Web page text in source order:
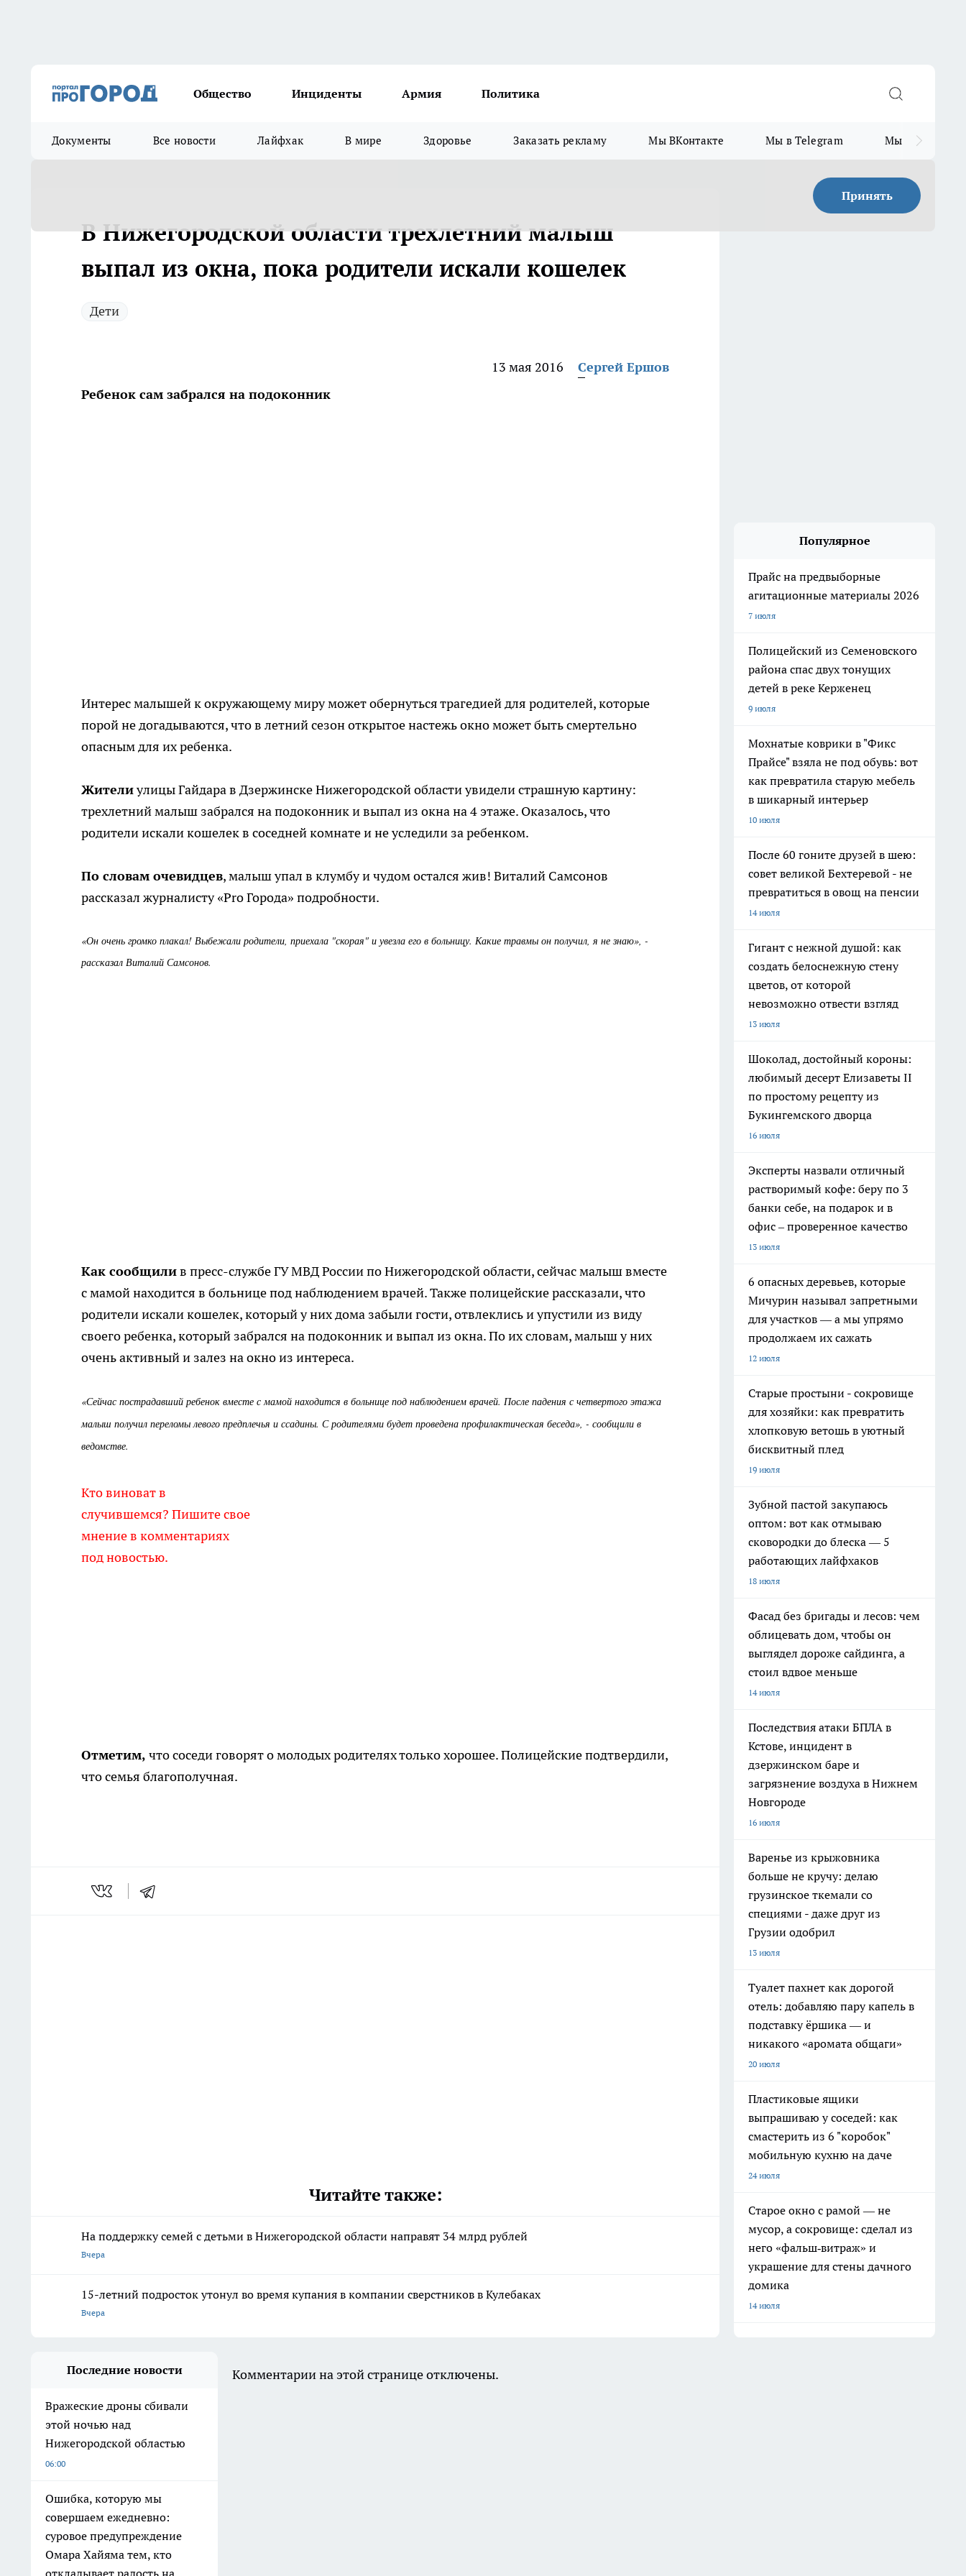
Общество Инциденты Армия Политика
Документы Все новости Лайфхак В мире Здоровье Заказать рекламу Мы ВКонтакте Мы в Telegram Мы в MAX
Принять
В Нижегородской области трехлетний малыш
выпал из окна, пока родители искали кошелек
Дети
13 мая 2016
Сергей Ершов
Ребенок сам забрался на подоконник
Интерес малышей к окружающему миру может обернуться трагедией для родителей, которые
порой не догадываются, что в летний сезон открытое настежь окно может быть смертельно
опасным для их ребенка.
Жителиулицы Гайдара в Дзержинске Нижегородской области увидели страшную картину:
трехлетний малыш забрался на подоконник и выпал из окна на 4 этаже. Оказалось, что
родители искали кошелек в соседней комнате и не уследили за ребенком.
По словам очевидцев, малыш упал в клумбу и чудом остался жив! Виталий Самсонов
рассказал журналисту «Pro Города» подробности.
«Он очень громко плакал! Выбежали родители, приехала "скорая" и увезла его в больницу. Какие травмы он получил, я не знаю», -
рассказал Виталий Самсонов.
Как сообщилив пресс-службе ГУ МВД России по Нижегородской области, сейчас малыш вместе
с мамой находится в больнице под наблюдением врачей. Также полицейские рассказали, что
родители искали кошелек, который у них дома забыли гости, отвлеклись и упустили из виду
своего ребенка, который забрался на подоконник и выпал из окна. По их словам, малыш у них
очень активный и залез на окно из интереса.
«Сейчас пострадавший ребенок вместе с мамой находится в больнице под наблюдением врачей. После падения с четвертого этажа
малыш получил переломы левого предплечья и ссадины. С родителями будет проведена профилактическая беседа», - сообщили в
ведомстве.
Кто виноват в
случившемся? Пишите свое
мнение в комментариях
под новостью.
Отметим, что соседи говорят о молодых родителях только хорошее. Полицейские подтвердили,
что семья благополучная.
Читайте также:
На поддержку семей с детьми в Нижегородской области направят 34 млрд рублей
Вчера
15-летний подросток утонул во время купания в компании сверстников в Кулебаках
Вчера
Популярное
Прайс на предвыборные
агитационные материалы 2026
7 июля
Полицейский из Семеновского
района спас двух тонущих
детей в реке Керженец
9 июля
Мохнатые коврики в "Фикс
Прайсе" взяла не под обувь: вот
как превратила старую мебель
в шикарный интерьер
10 июля
После 60 гоните друзей в шею:
совет великой Бехтеревой - не
превратиться в овощ на пенсии
14 июля
Гигант с нежной душой: как
создать белоснежную стену
цветов, от которой
невозможно отвести взгляд
13 июля
Шоколад, достойный короны:
любимый десерт Елизаветы II
по простому рецепту из
Букингемского дворца
16 июля
Эксперты назвали отличный
растворимый кофе: беру по 3
банки себе, на подарок и в
офис – проверенное качество
13 июля
6 опасных деревьев, которые
Мичурин называл запретными
для участков — а мы упрямо
продолжаем их сажать
12 июля
Старые простыни - сокровище
для хозяйки: как превратить
хлопковую ветошь в уютный
бисквитный плед
19 июля
Зубной пастой закупаюсь
оптом: вот как отмываю
сковородки до блеска — 5
работающих лайфхаков
18 июля
Фасад без бригады и лесов: чем
облицевать дом, чтобы он
выглядел дороже сайдинга, а
стоил вдвое меньше
14 июля
Последствия атаки БПЛА в
Кстове, инцидент в
дзержинском баре и
загрязнение воздуха в Нижнем
Новгороде
16 июля
Варенье из крыжовника
больше не кручу: делаю
грузинское ткемали со
специями - даже друг из
Грузии одобрил
13 июля
Туалет пахнет как дорогой
отель: добавляю пару капель в
подставку ёршика — и
никакого «аромата общаги»
20 июля
Пластиковые ящики
выпрашиваю у соседей: как
смастерить из 6 "коробок"
мобильную кухню на даче
24 июля
Старое окно с рамой — не
мусор, а сокровище: сделал из
него «фальш‑витраж» и
украшение для стены дачного
домика
14 июля
Последние новости
Вражеские дроны сбивали
этой ночью над
Нижегородской областью
06:00
Ошибка, которую мы
совершаем ежедневно:
суровое предупреждение
Омара Хайяма тем, кто
откладывает радость на
Комментарии на этой странице отключены.